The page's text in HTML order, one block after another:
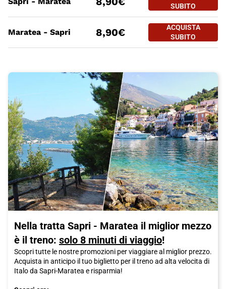
SUBITOSAPRI -
PREZZO BIGLIETTO TRENO
ACQUISTA SUBITO
Maratea - Sapri 8,90€
ACQUISTA
SUBITOMARATEA -
Nella tratta Sapri - Maratea il miglior mezzo
è il treno: solo 8 minuti di viaggio!
Scopri tutte le nostre promozioni per viaggiare al miglior prezzo.
Acquista in anticipo il tuo biglietto per il treno ad alta velocita di
Italo da Sapri-Maratea e risparmia!